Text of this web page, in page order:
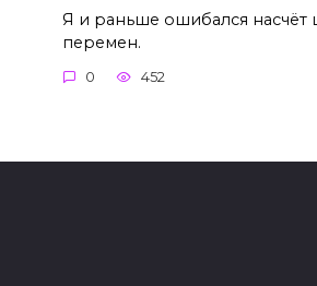
Я и раньше ошибался насчёт
перемен.
0 452